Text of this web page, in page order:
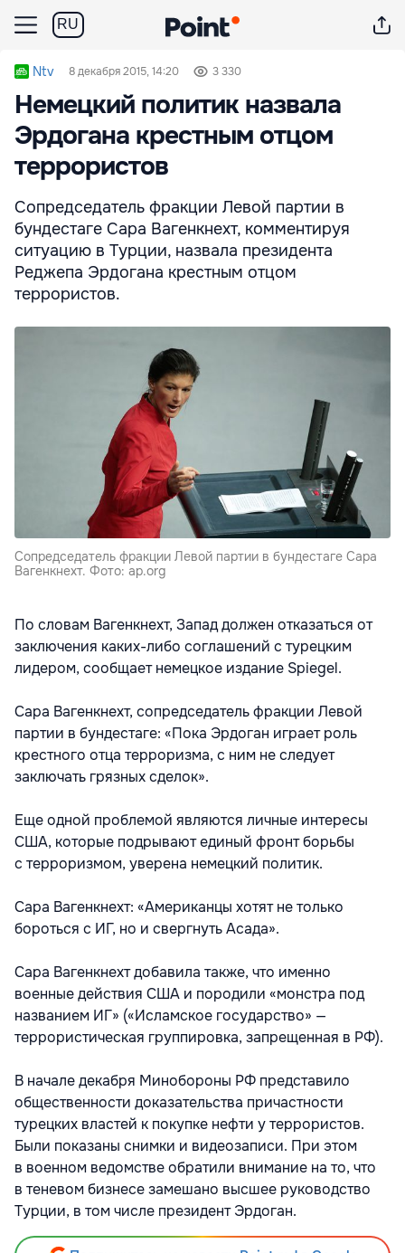
RU
Ntv 8 декабря 2015, 14:20 3 330
Немецкий политик назвала
Эрдогана крестным отцом
террористов
Сопредседатель фракции Левой партии в
бундестаге Сара Вагенкнехт, комментируя
ситуацию в Турции, назвала президента
Реджепа Эрдогана крестным отцом
террористов.
Сопредседатель фракции Левой партии в бундестаге Сара
Вагенкнехт. Фото: ap.org
По словам Вагенкнехт, Запад должен отказаться от
заключения каких-либо соглашений с турецким
лидером, сообщает немецкое издание Spiegel.
Сара Вагенкнехт, сопредседатель фракции Левой
партии в бундестаге: «Пока Эрдоган играет роль
крестного отца терроризма, с ним не следует
заключать грязных сделок».
Еще одной проблемой являются личные интересы
США, которые подрывают единый фронт борьбы
с терроризмом, уверена немецкий политик.
Сара Вагенкнехт: «Американцы хотят не только
бороться с ИГ, но и свергнуть Асада».
Сара Вагенкнехт добавила также, что именно
военные действия США и породили «монстра под
названием ИГ» («Исламское государство» —
террористическая группировка, запрещенная в РФ).
В начале декабря Минобороны РФ представило
общественности доказательства причастности
турецких властей к покупке нефти у террористов.
Были показаны снимки и видеозаписи. При этом
в военном ведомстве обратили внимание на то, что
в теневом бизнесе замешано высшее руководство
Турции, в том числе президент Эрдоган.